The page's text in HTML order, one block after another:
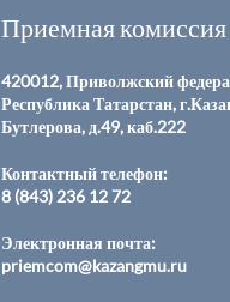
Приемная комиссия
420012, Приволжский
Республика Татарстан,
Бутлерова, д.49, каб.222
Контактный телефон:
8 (843) 236 12 72
Электронная почта:
priemcom@kazangmu.ru